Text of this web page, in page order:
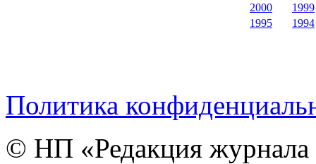
2000
1999
1995
1994
Политика
© НП «Редакция